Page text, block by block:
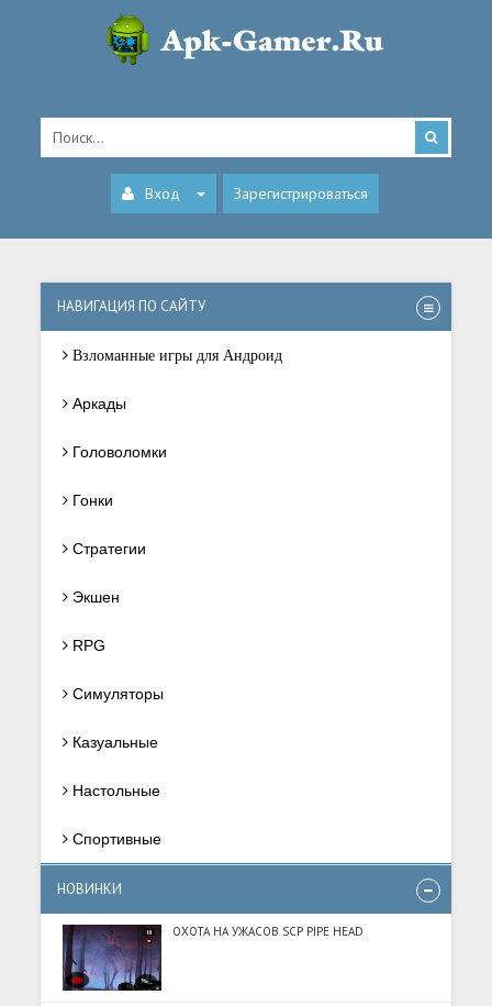
Вход Зарегистрироваться
НАВИГАЦИЯ ПО САЙТУ
Взломанные игры для Андроид
Аркады
Головоломки
Гонки
Стратегии
Экшен
RPG
Симуляторы
Казуальные
Настольные
Спортивные
НОВИНКИ
ОХОТА НА УЖАСОВ SCP PIPE HEAD